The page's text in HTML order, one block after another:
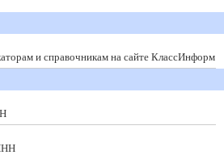
и справочникам на сайте КлассИнформ